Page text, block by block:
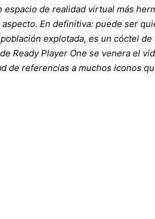
espacio de realidad virtual más
En definitiva: puede ser
explotada, es un cóctel
Ready Player One se venera el
de referencias a muchos iconos